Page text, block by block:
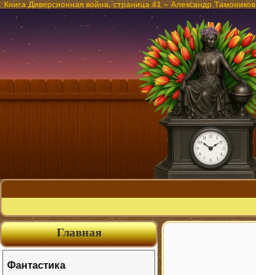
Книга Диверсионная война, страница 41 – Александр Тамоников
Главная
Фантастика